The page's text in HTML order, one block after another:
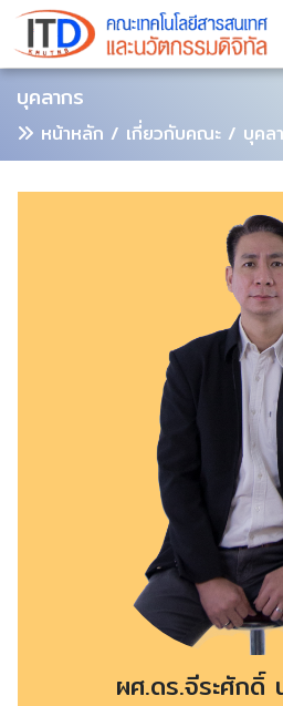
บุคลากร
หน้าหลัก / เกี่ยวกับคณะ / บุคล
ผศ.ดร.จีระศักดิ์